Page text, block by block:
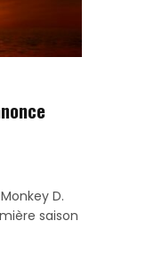
D.
saison